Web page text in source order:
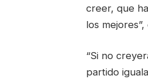
creer, que
los
“Si no
partido